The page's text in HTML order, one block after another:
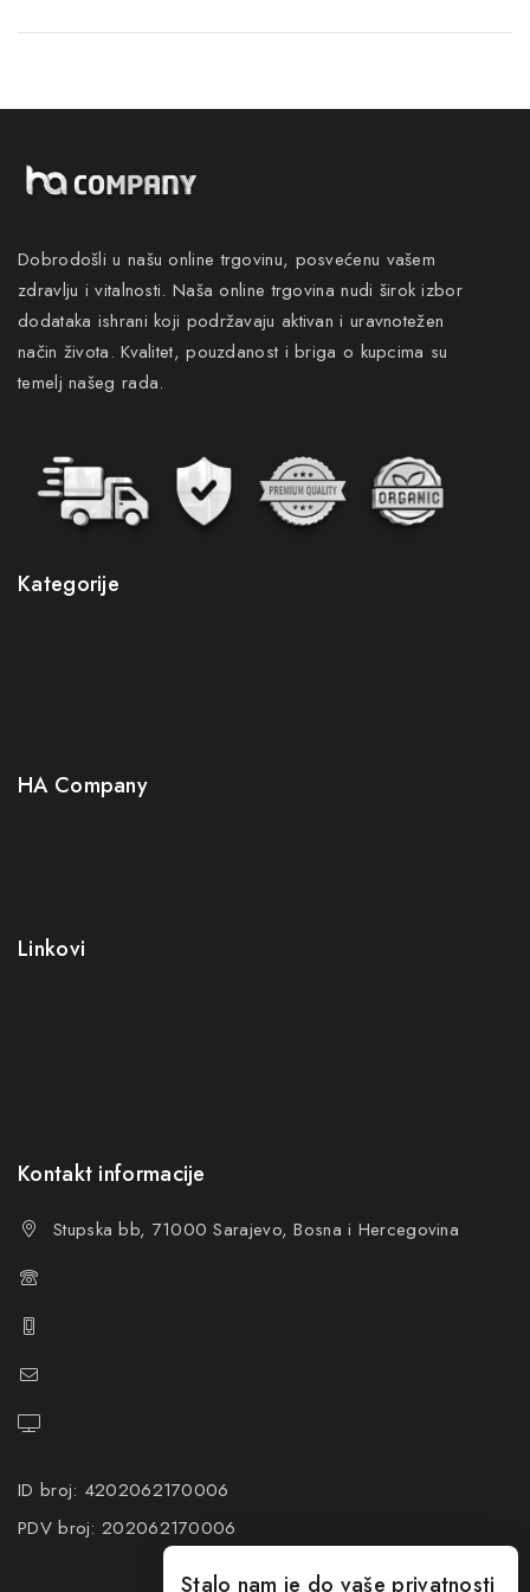
Dobrodošli u našu online trgovinu, posvećenu vašem
zdravlju i vitalnosti. Naša online trgovina nudi širok izbor
dodataka ishrani koji podržavaju aktivan i uravnotežen
način života. Kvalitet, pouzdanost i briga o kupcima su
temelj našeg rada.
Kategorije
HA Company
Linkovi
Kontakt informacije
Stupska bb, 71000 Sarajevo, Bosna i Hercegovina
ID broj: 4202062170006
PDV broj: 202062170006
Stalo nam je do vaše privatnosti